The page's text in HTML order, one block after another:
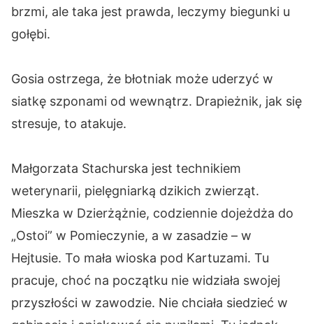
brzmi, ale taka jest prawda, leczymy biegunki u
gołębi.
Gosia ostrzega, że błotniak może uderzyć w
siatkę szponami od wewnątrz. Drapieżnik, jak się
stresuje, to atakuje.
Małgorzata Stachurska jest technikiem
weterynarii, pielęgniarką dzikich zwierząt.
Mieszka w Dzierżążnie, codziennie dojeżdża do
„Ostoi” w Pomieczynie, a w zasadzie – w
Hejtusie. To mała wioska pod Kartuzami. Tu
pracuje, choć na początku nie widziała swojej
przyszłości w zawodzie. Nie chciała siedzieć w